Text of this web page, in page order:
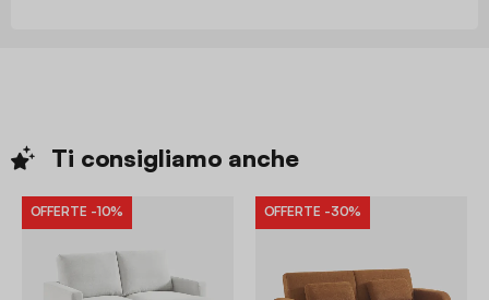
Ti consigliamo anche
OFFERTE -10% OFFERTE -30%